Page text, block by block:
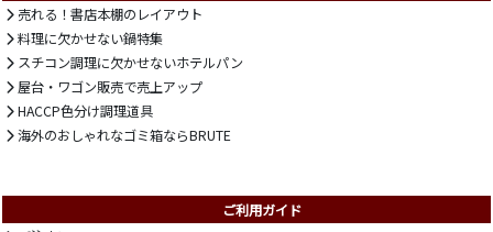
売れる！書店本棚のレイアウト
料理に欠かせない鍋特集
スチコン調理に欠かせないホテルパン
屋台・ワゴン販売で売上アップ
HACCP色分け調理道具
海外のおしゃれなゴミ箱ならBRUTE
ご利用ガイド